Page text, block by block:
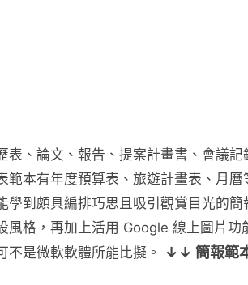
表、論文、報告、提案計畫書、會議
範本有年度預算表、旅遊計畫表、月
學到頗具編排巧思且吸引觀賞目光的
風格，再加上活用 Google 線上圖片功
不是微軟軟體所能比擬。
↓↓ 簡報範